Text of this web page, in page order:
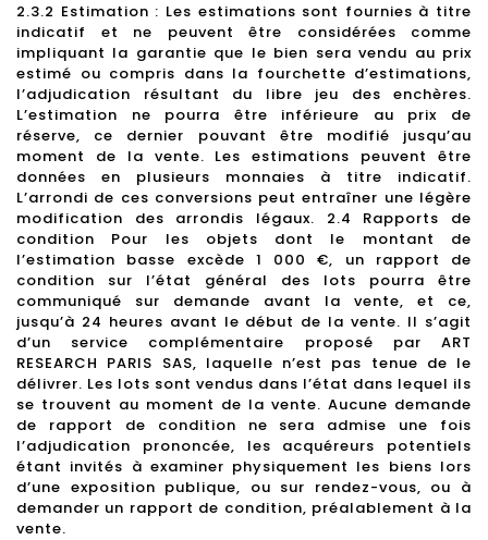
2.3.2 Estimation : Les estimations sont fournies à titre
indicatif et ne peuvent être considérées comme
impliquant la garantie que le bien sera vendu au prix
estimé ou compris dans la fourchette d’estimations,
l’adjudication résultant du libre jeu des enchères.
L’estimation ne pourra être inférieure au prix de
réserve, ce dernier pouvant être modifié jusqu’au
moment de la vente. Les estimations peuvent être
données en plusieurs monnaies à titre indicatif.
L’arrondi de ces conversions peut entraîner une légère
modification des arrondis légaux. 2.4 Rapports de
condition Pour les objets dont le montant de
l’estimation basse excède 1 000 €, un rapport de
condition sur l’état général des lots pourra être
communiqué sur demande avant la vente, et ce,
jusqu’à 24 heures avant le début de la vente. Il s’agit
d’un service complémentaire proposé par ART
RESEARCH PARIS SAS, laquelle n’est pas tenue de le
délivrer. Les lots sont vendus dans l’état dans lequel ils
se trouvent au moment de la vente. Aucune demande
de rapport de condition ne sera admise une fois
l’adjudication prononcée, les acquéreurs potentiels
étant invités à examiner physiquement les biens lors
d’une exposition publique, ou sur rendez-vous, ou à
demander un rapport de condition, préalablement à la
vente.